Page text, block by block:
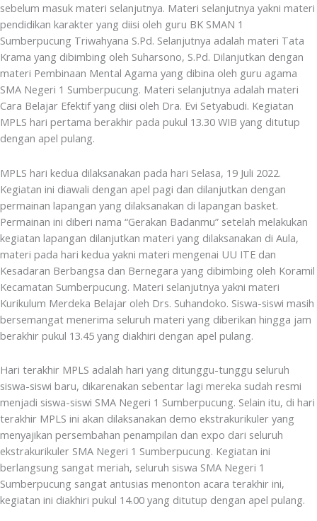
sebelum masuk materi selanjutnya. Materi selanjutnya yakni materi
pendidikan karakter yang diisi oleh guru BK SMAN 1
Sumberpucung Triwahyana S.Pd. Selanjutnya adalah materi Tata
Krama yang dibimbing oleh Suharsono, S.Pd. Dilanjutkan dengan
materi Pembinaan Mental Agama yang dibina oleh guru agama
SMA Negeri 1 Sumberpucung. Materi selanjutnya adalah materi
Cara Belajar Efektif yang diisi oleh Dra. Evi Setyabudi. Kegiatan
MPLS hari pertama berakhir pada pukul 13.30 WIB yang ditutup
dengan apel pulang.
MPLS hari kedua dilaksanakan pada hari Selasa, 19 Juli 2022.
Kegiatan ini diawali dengan apel pagi dan dilanjutkan dengan
permainan lapangan yang dilaksanakan di lapangan basket.
Permainan ini diberi nama “Gerakan Badanmu” setelah melakukan
kegiatan lapangan dilanjutkan materi yang dilaksanakan di Aula,
materi pada hari kedua yakni materi mengenai UU ITE dan
Kesadaran Berbangsa dan Bernegara yang dibimbing oleh Koramil
Kecamatan Sumberpucung. Materi selanjutnya yakni materi
Kurikulum Merdeka Belajar oleh Drs. Suhandoko. Siswa-siswi masih
bersemangat menerima seluruh materi yang diberikan hingga jam
berakhir pukul 13.45 yang diakhiri dengan apel pulang.
Hari terakhir MPLS adalah hari yang ditunggu-tunggu seluruh
siswa-siswi baru, dikarenakan sebentar lagi mereka sudah resmi
menjadi siswa-siswi SMA Negeri 1 Sumberpucung. Selain itu, di hari
terakhir MPLS ini akan dilaksanakan demo ekstrakurikuler yang
menyajikan persembahan penampilan dan expo dari seluruh
ekstrakurikuler SMA Negeri 1 Sumberpucung. Kegiatan ini
berlangsung sangat meriah, seluruh siswa SMA Negeri 1
Sumberpucung sangat antusias menonton acara terakhir ini,
kegiatan ini diakhiri pukul 14.00 yang ditutup dengan apel pulang.